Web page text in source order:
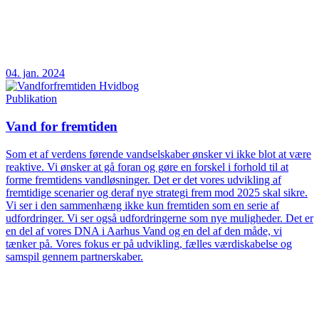
04. jan. 2024
Publikation
Vand for fremtiden
Som et af verdens førende vandselskaber ønsker vi ikke blot at være
reaktive. Vi ønsker at gå foran og gøre en forskel i forhold til at
forme fremtidens vandløsninger. Det er det vores udvikling af
fremtidige scenarier og deraf nye strategi frem mod 2025 skal sikre.
Vi ser i den sammenhæng ikke kun fremtiden som en serie af
udfordringer. Vi ser også udfordringerne som nye muligheder. Det er
en del af vores DNA i Aarhus Vand og en del af den måde, vi
tænker på. Vores fokus er på udvikling, fælles værdiskabelse og
samspil gennem partnerskaber.